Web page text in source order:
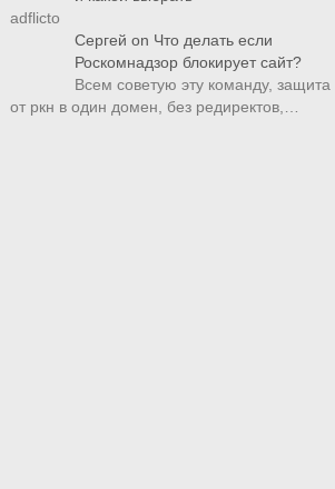
adflicto
Сергей on Что делать если
Роскомнадзор блокирует сайт?
Всем советую эту команду, защита
от ркн в один домен, без редиректов,…